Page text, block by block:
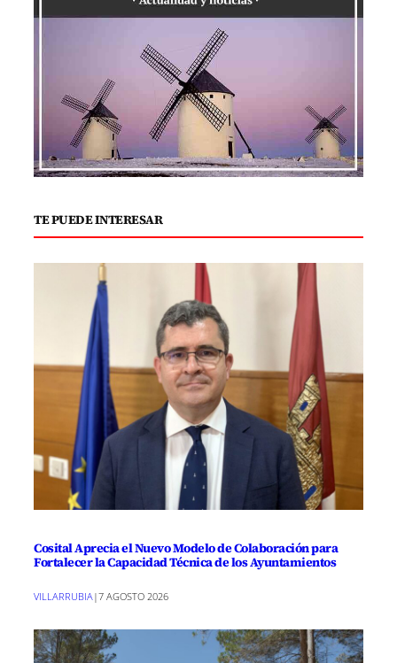
TE PUEDE INTERESAR
Cosital Aprecia el Nuevo Modelo de Colaboración para
Fortalecer la Capacidad Técnica de los Ayuntamientos
VILLARRUBIA |7 AGOSTO 2026